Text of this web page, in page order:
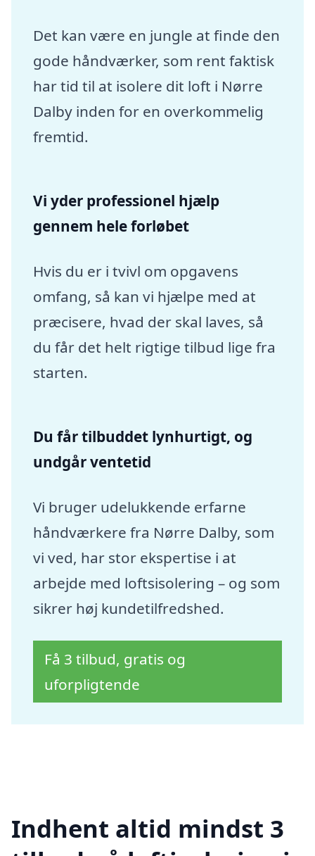
Det kan være en jungle at finde den
gode håndværker, som rent faktisk
har tid til at isolere dit loft i Nørre
Dalby inden for en overkommelig
fremtid.
Vi yder professionel hjælp
gennem hele forløbet
Hvis du er i tvivl om opgavens
omfang, så kan vi hjælpe med at
præcisere, hvad der skal laves, så
du får det helt rigtige tilbud lige fra
starten.
Du får tilbuddet lynhurtigt, og
undgår ventetid
Vi bruger udelukkende erfarne
håndværkere fra Nørre Dalby, som
vi ved, har stor ekspertise i at
arbejde med loftsisolering – og som
sikrer høj kundetilfredshed.
Få 3 tilbud, gratis og
uforpligtende
Indhent altid mindst 3